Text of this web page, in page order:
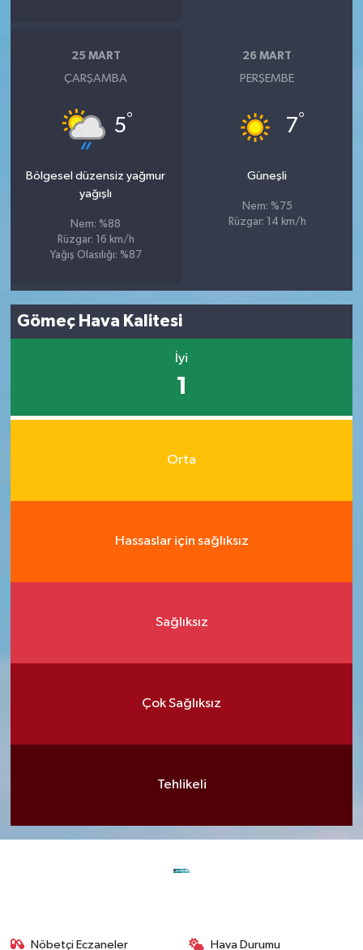
25 MART
ÇARŞAMBA
5°
Bölgesel düzensiz yağmur
yağışlı
Nem: %88
Rüzgar: 16 km/h
Yağış Olasılığı: %87
26 MART
PERŞEMBE
7°
Güneşli
Nem: %75
Rüzgar: 14 km/h
Gömeç Hava Kalitesi
İyi
1
Orta
Hassaslar için sağlıksız
Sağlıksız
Çok Sağlıksız
Tehlikeli
Nöbetçi Eczaneler Hava Durumu